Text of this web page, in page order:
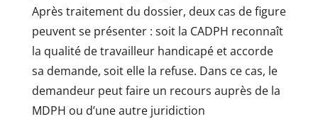
Après traitement du dossier, deux cas de figure
peuvent se présenter : soit la CADPH reconnaît
la qualité de travailleur handicapé et accorde
sa demande, soit elle la refuse. Dans ce cas, le
demandeur peut faire un recours auprès de la
MDPH ou d’une autre juridiction